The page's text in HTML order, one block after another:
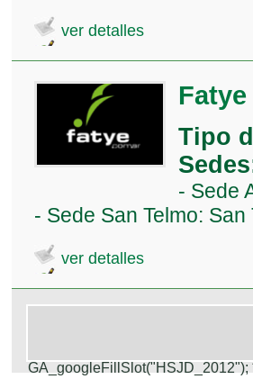
ver detalles
Fatye
Tipo
- Sede
- Sede San Telmo: San
ver detalles
GA_googleFillSlot("HSJD_2012");